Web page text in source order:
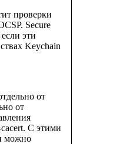
проверки
Secure
эти
Keychain
от
от
С этими
можно